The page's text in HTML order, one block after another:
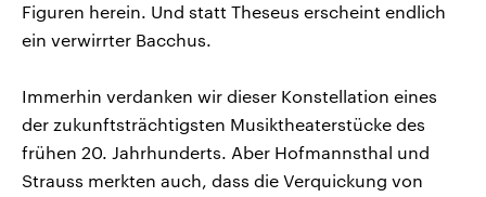
Figuren herein. Und statt Theseus erscheint endlich
ein verwirrter Bacchus.
Immerhin verdanken wir dieser Konstellation eines
der zukunftsträchtigsten Musiktheaterstücke des
frühen 20. Jahrhunderts. Aber Hofmannsthal und
Strauss merkten auch, dass die Verquickung von